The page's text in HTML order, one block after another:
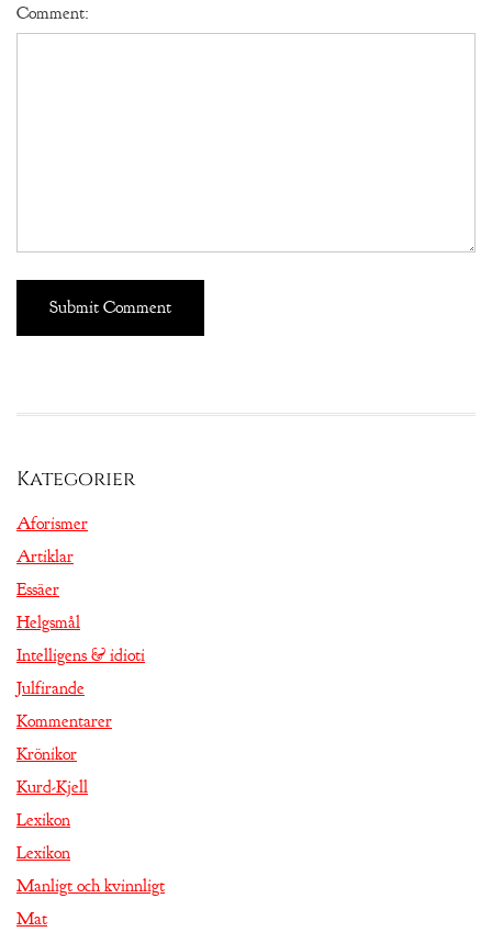
Comment:
Kategorier
Aforismer
Artiklar
Essäer
Helgsmål
Intelligens & idioti
Julfirande
Kommentarer
Krönikor
Kurd-Kjell
Lexikon
Lexikon
Manligt och kvinnligt
Mat